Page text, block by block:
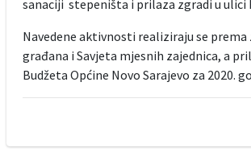
sanaciji stepeništa i prilaza zgradi u ulici
Navedene aktivnosti realiziraju se prema
građana i Savjeta mjesnih zajednica, a
Budžeta Općine Novo Sarajevo za 2020.